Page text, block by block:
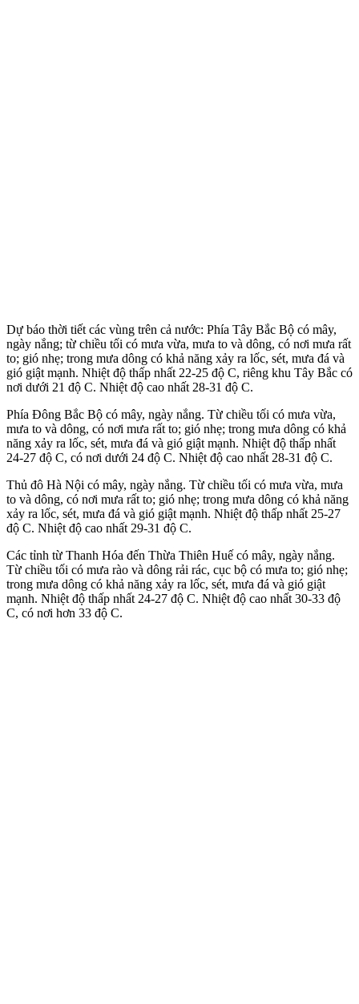
Dự báo thời tiết các vùng trên cả nước: Phía Tây Bắc Bộ có mây,
ngày nắng; từ chiều tối có mưa vừa, mưa to và dông, có nơi mưa rất
to; gió nhẹ; trong mưa dông có khả năng xảy ra lốc, sét, mưa đá và
gió giật mạnh. Nhiệt độ thấp nhất 22-25 độ C, riêng khu Tây Bắc có
nơi dưới 21 độ C. Nhiệt độ cao nhất 28-31 độ C.
Phía Đông Bắc Bộ có mây, ngày nắng. Từ chiều tối có mưa vừa,
mưa to và dông, có nơi mưa rất to; gió nhẹ; trong mưa dông có khả
năng xảy ra lốc, sét, mưa đá và gió giật mạnh. Nhiệt độ thấp nhất
24-27 độ C, có nơi dưới 24 độ C. Nhiệt độ cao nhất 28-31 độ C.
Thủ đô Hà Nội có mây, ngày nắng. Từ chiều tối có mưa vừa, mưa
to và dông, có nơi mưa rất to; gió nhẹ; trong mưa dông có khả năng
xảy ra lốc, sét, mưa đá và gió giật mạnh. Nhiệt độ thấp nhất 25-27
độ C. Nhiệt độ cao nhất 29-31 độ C.
Các tỉnh từ Thanh Hóa đến Thừa Thiên Huế có mây, ngày nắng.
Từ chiều tối có mưa rào và dông rải rác, cục bộ có mưa to; gió nhẹ;
trong mưa dông có khả năng xảy ra lốc, sét, mưa đá và gió giật
mạnh. Nhiệt độ thấp nhất 24-27 độ C. Nhiệt độ cao nhất 30-33 độ
C, có nơi hơn 33 độ C.